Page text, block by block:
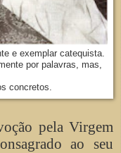
e exemplar catequista.
por palavras, mas,
concretos.
pela Virgem
ao seu